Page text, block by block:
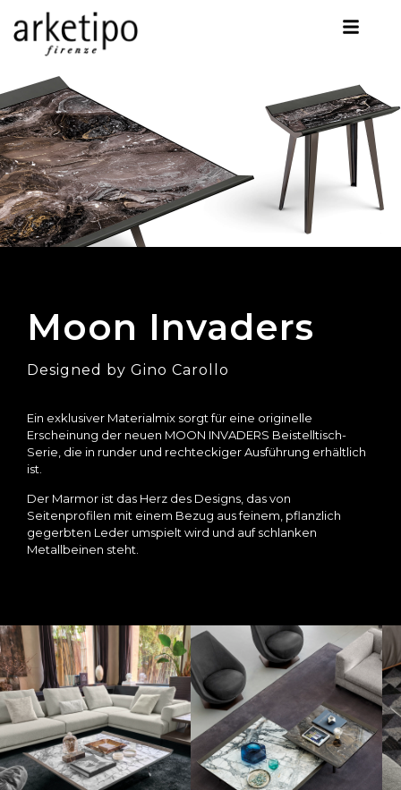
Moon Invaders
Designed by Gino Carollo
Ein exklusiver Materialmix sorgt für eine originelle
Erscheinung der neuen MOON INVADERS Beistelltisch-
Serie, die in runder und rechteckiger Ausführung erhältlich
ist.
Der Marmor ist das Herz des Designs, das von
Seitenprofilen mit einem Bezug aus feinem, pflanzlich
gegerbten Leder umspielt wird und auf schlanken
Metallbeinen steht.